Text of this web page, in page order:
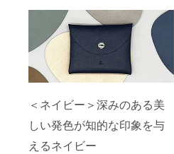
＜ネイビー＞深みのある美
しい発色が知的な印象を与
えるネイビー